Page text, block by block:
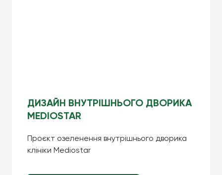
ДИЗАЙН ВНУТРІШНЬОГО ДВОРИКА
MEDIOSTAR
Проєкт озеленення внутрішнього дворика
клініки Mediostar